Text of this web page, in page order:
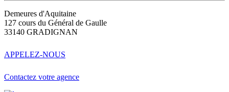
Demeures d'Aquitaine
127 cours du Général de Gaulle
33140 GRADIGNAN
APPELEZ-NOUS
Contactez votre agence